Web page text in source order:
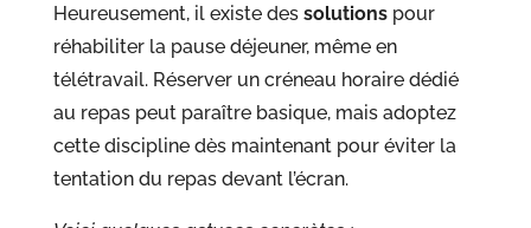
Heureusement, il existe des solutionspour
réhabiliter la pause déjeuner, même en
télétravail. Réserver un créneau horaire dédié
au repas peut paraître basique, mais adoptez
cette discipline dès maintenant pour éviter la
tentation du repas devant l’écran.